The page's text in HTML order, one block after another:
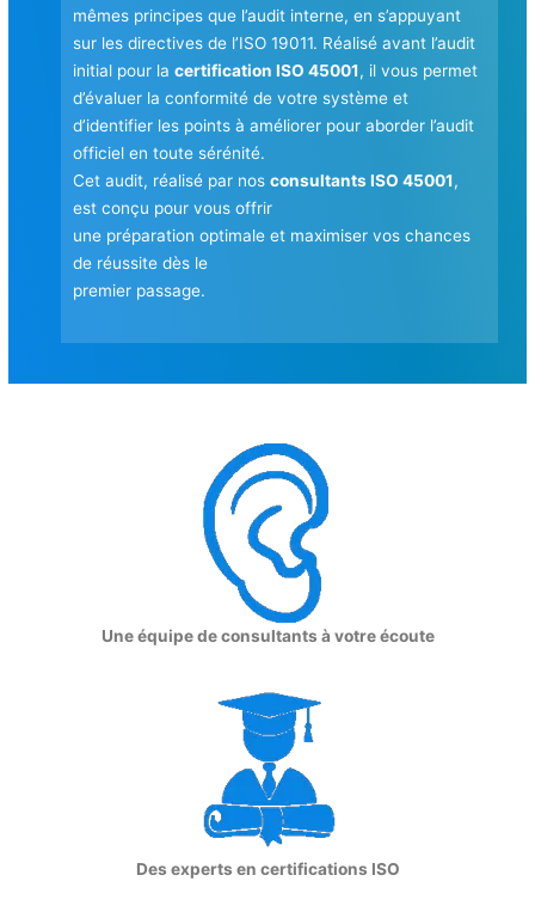
mêmes principes que l’audit interne, en s’appuyant
sur les directives de l’ISO 19011. Réalisé avant l’audit
initial pour lacertification ISO 45001, il vous permet
d’évaluer la conformité de votre système et
d’identifier les points à améliorer pour aborder l’audit
officiel en toute sérénité.
Cet audit, réalisé par nosconsultants ISO 45001,
est conçu pour vous offrir
une préparation optimale et maximiser vos chances
de réussite dès le
premier passage.
Une équipe de consultants à votre écoute
Des experts en certifications ISO